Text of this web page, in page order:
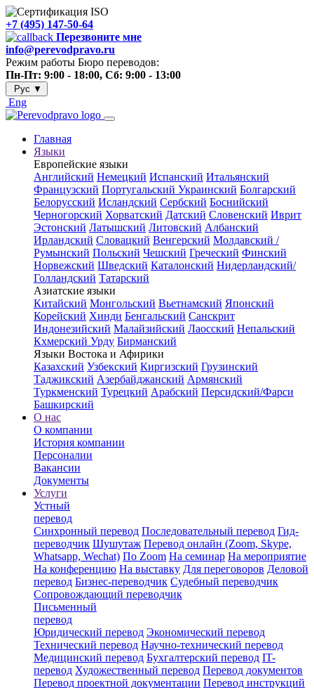
+7 (495) 147-50-64
Перезвоните мне
info@perevodpravo.ru
Режим работы Бюро переводов:
Пн-Пт: 9:00 - 18:00, Сб: 9:00 - 13:00
Рус ▼
Eng
Главная
Языки
Европейские языки
Английский Немецкий Испанский Итальянский
Французский Португальский Украинский Болгарский
Белорусский Исландский Сербский Боснийский
Черногорский Хорватский Датский Словенский Иврит
Эстонский Латышский Литовский Албанский
Ирландский Словацкий Венгерский Молдавский /
Румынский Польский Чешский Греческий Финский
Норвежский Шведский Каталонский Нидерландский/
Голландский Татарский
Азиатские языки
Китайский Монгольский Вьетнамский Японский
Корейский Хинди Бенгальский Санскрит
Индонезийский Малайзийский Лаосский Непальский
Кхмерский Урду Бирманский
Языки Востока и Афирики
Казахский Узбекский Киргизский Грузинский
Таджикский Азербайджанский Армянский
Туркменский Турецкий Арабский Персидский/Фарси
Башкирский
О нас
О компании
История компании
Персоналии
Вакансии
Документы
Услуги
Устный
перевод
Синхронный перевод Последовательный перевод Гид-
переводчик Шушутаж Перевод онлайн (Zoom, Skype,
Whatsapp, Wechat) По Zoom На семинар На мероприятие
На конференцию На выставку Для переговоров Деловой
перевод Бизнес-переводчик Судебный переводчик
Сопровождающий переводчик
Письменный
перевод
Юридический перевод Экономический перевод
Технический перевод Научно-технический перевод
Медицинский перевод Бухгалтерский перевод IT-
перевод Художественный перевод Перевод документов
Перевод проектной документации Перевод инструкций